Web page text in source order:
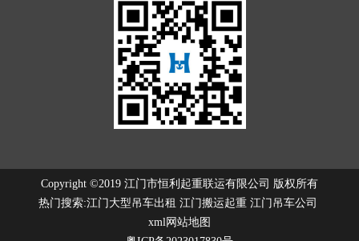
Copyright ©2019 江门市恒利起重联运有限公司 版权所有
热门搜索:江门大型吊车出租 江门搬运起重 江门吊车公司
xml网站地图